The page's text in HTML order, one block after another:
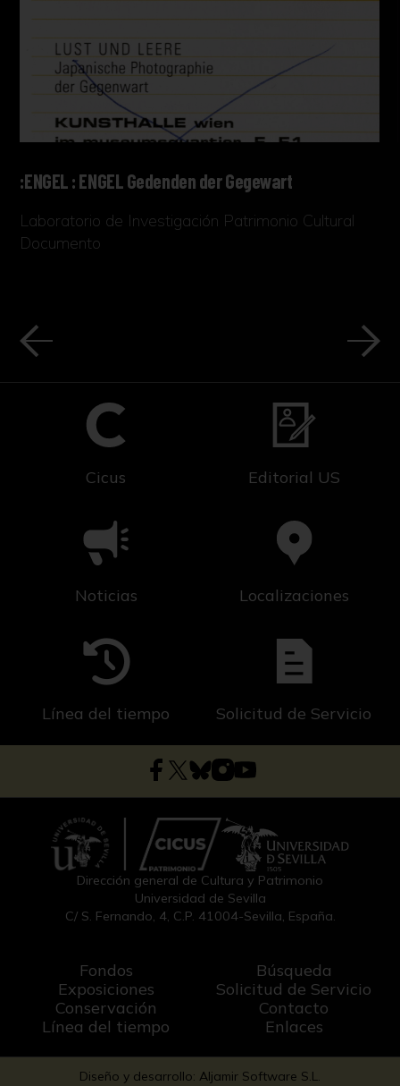
:ENGEL : ENGEL Gedenden der Gegewart
Laboratorio de Investigación Patrimonio Cultural
Documento
Cicus Editorial US
Noticias Localizaciones
Línea del tiempo Solicitud de Servicio
Dirección general de Cultura y Patrimonio
Universidad de Sevilla
C/ S. Fernando, 4, C.P. 41004-Sevilla, España.
Fondos
Exposiciones
Conservación
Línea del tiempo
Búsqueda
Solicitud de Servicio
Contacto
Enlaces
Diseño y desarrollo: Aljamir Software S.L.